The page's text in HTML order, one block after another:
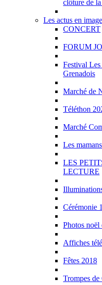
clôture de la
Les actus en
CONCERT
FORUM
Festival
Grenadois
Marché de
Téléthon
Marché
Les
LES
LECTURE
Cérémonie
Photos noël
Affiches
Fêtes 2018
Trompes de